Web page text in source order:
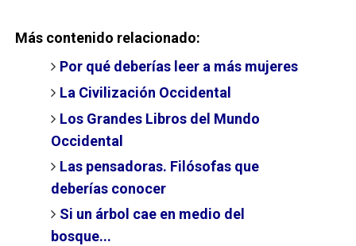
Más contenido relacionado:
Por qué deberías leer a más mujeres
La Civilización Occidental
Los Grandes Libros del Mundo
Occidental
Las pensadoras. Filósofas que
deberías conocer
Si un árbol cae en medio del
bosque...